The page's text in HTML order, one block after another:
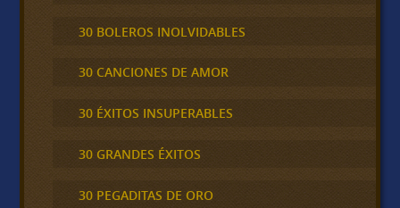
30 BOLEROS INOLVIDABLES
30 CANCIONES DE AMOR
30 ÉXITOS INSUPERABLES
30 GRANDES ÉXITOS
30 PEGADITAS DE ORO